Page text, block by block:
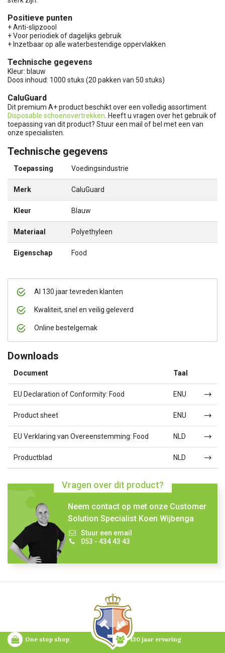
Al 130 jaar tevreden klanten
Kwaliteit, snel en veilig geleverd
Online bestelgemak
Downloads
Document Taal
EU Declaration of Conformity: Food ENU
Product sheet ENU
EU Verklaring van Overeenstemming: Food NLD
Productblad NLD
Vragen over dit product?
Neem contact op met onze Customer
Solution Specialist Koen Wijbenga
Stuur een email
053 - 434 43 43
Positieve punten
+ Anti-slipzoool
+ Voor periodiek of dagelijks gebruik
+ Inzetbaar op alle waterbestendige oppervlakken
Technische gegevens
Kleur: blauw
Doos inhoud: 1000 stuks (20 pakken van 50 stuks)
CaluGuard
Dit premium A+ product beschikt over een volledig assortiment
Disposable schoenovertrekken . Heeft u vragen over het gebruik of
toepassing van dit product? Stuur een mail of bel met een van
onze specialisten.
Technische gegevens
Toepassing Voedingsindustrie
Merk CaluGuard
Kleur Blauw
Materiaal Polyethyleen
Eigenschap Food
One stop shop 130 jaar ervaring